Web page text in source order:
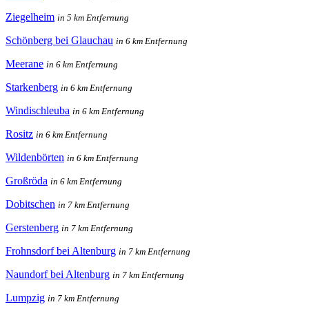
Ziegelheim in 5 km Entfernung
Schönberg bei Glauchau in 6 km Entfernung
Meerane in 6 km Entfernung
Starkenberg in 6 km Entfernung
Windischleuba in 6 km Entfernung
Rositz in 6 km Entfernung
Wildenbörten in 6 km Entfernung
Großröda in 6 km Entfernung
Dobitschen in 7 km Entfernung
Gerstenberg in 7 km Entfernung
Frohnsdorf bei Altenburg in 7 km Entfernung
Naundorf bei Altenburg in 7 km Entfernung
Lumpzig in 7 km Entfernung